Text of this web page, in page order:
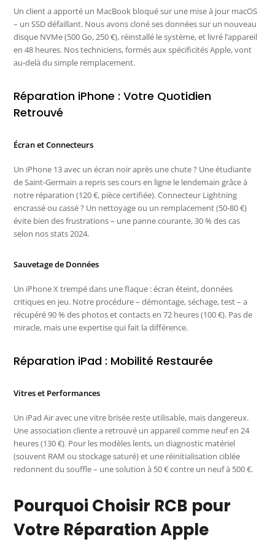
Un client a apporté un MacBook bloqué sur une mise à jour macOS
– un SSD défaillant. Nous avons cloné ses données sur un nouveau
disque NVMe (500 Go, 250 €), réinstallé le système, et livré l’appareil
en 48 heures. Nos techniciens, formés aux spécificités Apple, vont
au-delà du simple remplacement.
Réparation iPhone : Votre Quotidien
Retrouvé
Écran et Connecteurs
Un iPhone 13 avec un écran noir après une chute ? Une étudiante
de Saint-Germain a repris ses cours en ligne le lendemain grâce à
notre réparation (120 €, pièce certifiée). Connecteur Lightning
encrassé ou cassé ? Un nettoyage ou un remplacement (50-80 €)
évite bien des frustrations – une panne courante, 30 % des cas
selon nos stats 2024.
Sauvetage de Données
Un iPhone X trempé dans une flaque : écran éteint, données
critiques en jeu. Notre procédure – démontage, séchage, test – a
récupéré 90 % des photos et contacts en 72 heures (100 €). Pas de
miracle, mais une expertise qui fait la différence.
Réparation iPad : Mobilité Restaurée
Vitres et Performances
Un iPad Air avec une vitre brisée reste utilisable, mais dangereux.
Une association cliente a retrouvé un appareil comme neuf en 24
heures (130 €). Pour les modèles lents, un diagnostic matériel
(souvent RAM ou stockage saturé) et une réinitialisation ciblée
redonnent du souffle – une solution à 50 € contre un neuf à 500 €.
Pourquoi Choisir RCB pour
Votre Réparation Apple